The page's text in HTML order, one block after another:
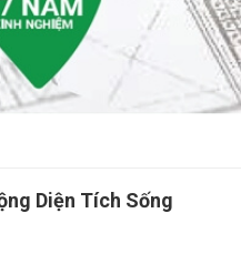
Diện Tích Sống